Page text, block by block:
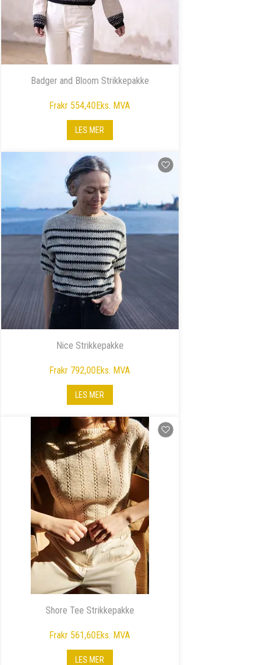
Badger and Bloom Strikkepakke
Frakr 554,40Eks. MVA
LES MER
Nice Strikkepakke
Frakr 792,00Eks. MVA
LES MER
Shore Tee Strikkepakke
Frakr 561,60Eks. MVA
LES MER